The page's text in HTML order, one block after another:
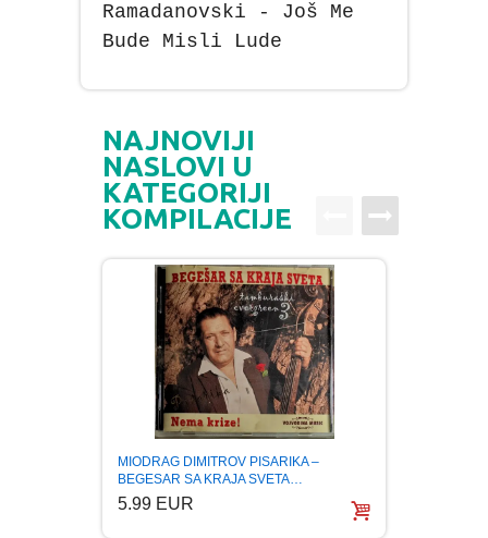
Ramadanovski - Još Me
Bude Misli Lude
NAJNOVIJI
NASLOVI U
KATEGORIJI
KOMPILACIJE
MIODRAG DIMITROV PISARIKA –
BEGESAR SA KRAJA SVETA…
5.99 EUR